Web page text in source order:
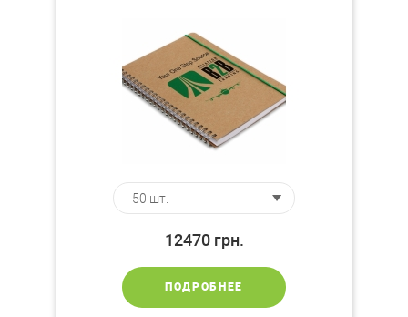
12470 грн.
ПОДРОБНЕЕ